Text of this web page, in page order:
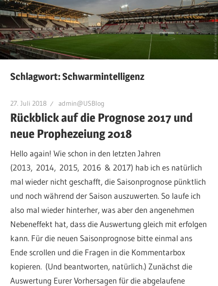
Schlagwort:Schwarmintelligenz
27. Juli 2018 admin@USBlog
Rückblick auf die Prognose 2017 und
neue Prophezeiung 2018
Hello again! Wie schon in den letzten Jahren
(2013, 2014, 2015, 2016 & 2017) hab ich es natürlich
mal wieder nicht geschafft, die Saisonprognose pünktlich
und noch während der Saison auszuwerten. So laufe ich
also mal wieder hinterher, was aber den angenehmen
Nebeneffekt hat, dass die Auswertung gleich mit erfolgen
kann. Für die neuen Saisonprognose bitte einmal ans
Ende scrollen und die Fragen in die Kommentarbox
kopieren. (Und beantworten, natürlich.) Zunächst die
Auswertung Eurer Vorhersagen für die abgelaufene